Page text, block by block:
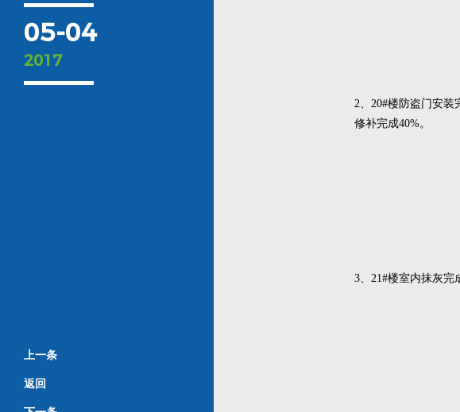
05-04
2017
上一条
返回
2、20#楼防盗门安装
修补完成40%。
3、21#楼室内抹灰完